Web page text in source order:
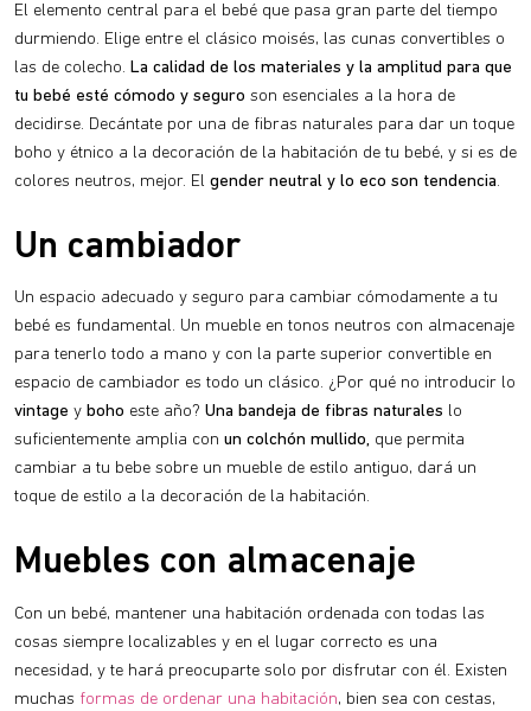
El elemento central para el bebé que pasa gran parte del tiempo
durmiendo. Elige entre el clásico moisés, las cunas convertibles o
las de colecho. La calidad de los materiales y la amplitud para que
tu bebé esté cómodo y seguro son esenciales a la hora de
decidirse. Decántate por una de fibras naturales para dar un toque
boho y étnico a la decoración de la habitación de tu bebé, y si es de
colores neutros, mejor. El gender neutral y lo eco son tendencia.
Un cambiador
Un espacio adecuado y seguro para cambiar cómodamente a tu
bebé es fundamental. Un mueble en tonos neutros con almacenaje
para tenerlo todo a mano y con la parte superior convertible en
espacio de cambiador es todo un clásico. ¿Por qué no introducir lo
vintage y boho este año? Una bandeja de fibras naturales lo
suficientemente amplia con un colchón mullido, que permita
cambiar a tu bebe sobre un mueble de estilo antiguo, dará un
toque de estilo a la decoración de la habitación.
Muebles con almacenaje
Con un bebé, mantener una habitación ordenada con todas las
cosas siempre localizables y en el lugar correcto es una
necesidad, y te hará preocuparte solo por disfrutar con él. Existen
muchas formas de ordenar una habitación, bien sea con cestas,